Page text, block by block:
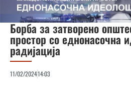
Борба за затворено
простор со еднонасочна
радијација
11/02/202414:03